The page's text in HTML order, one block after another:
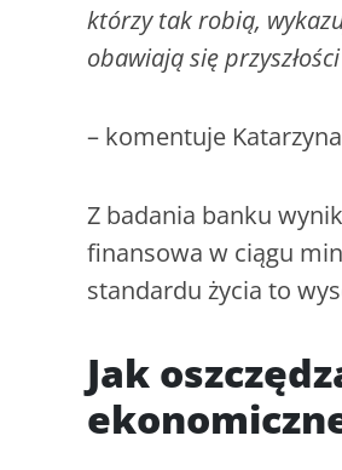
którzy tak robią,
obawiają się przyszłości
– komentuje
Z badania banku
finansowa w ciągu
standardu życia to
Jak